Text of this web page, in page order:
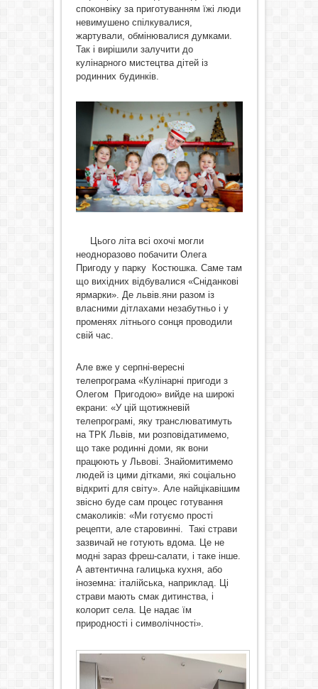
споконвіку за приготуванням їжі люди
невимушено спілкувалися,
жартували, обмінювалися думками.
Так і вирішили залучити до
кулінарного мистецтва дітей із
родинних будинків.
Цього літа всі охочі могли
неодноразово побачити Олега
Пригоду у парку Костюшка. Саме там
що вихідних відбувалися «Сніданкові
ярмарки». Де львів.яни разом із
власними дітлахами незабутньо і у
променях літнього сонця проводили
свій час.
Але вже у серпні-вересні
телепрограма «Кулінарні пригоди з
Олегом Пригодою» вийде на широкі
екрани: «У цій щотижневій
телепрограмі, яку транслюватимуть
на ТРК Львів, ми розповідатимемо,
що таке родинні доми, як вони
працюють у Львові. Знайомитимемо
людей із цими дітками, які соціально
відкриті для світу». Але найцікавішим
звісно буде сам процес готування
смаколиків: «Ми готуємо прості
рецепти, але старовинні. Такі страви
зазвичай не готують вдома. Це не
модні зараз фреш-салати, і таке інше.
А автентична галицька кухня, або
іноземна: італійська, наприклад. Ці
страви мають смак дитинства, і
колорит села. Це надає їм
природності і символічності».